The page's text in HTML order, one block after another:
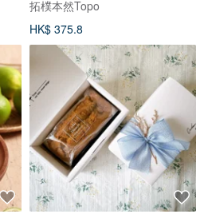
拓樸本然Topo
HK$ 375.8